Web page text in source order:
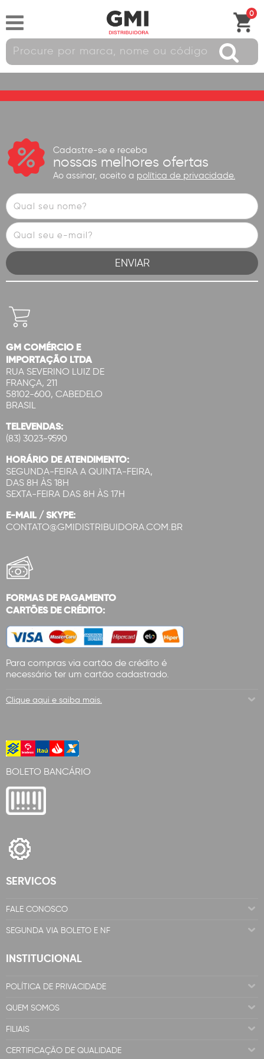
0
Cadastre-se e receba
nossas melhores ofertas
Ao assinar, aceito a política de privacidade.
GM COMÉRCIO E
IMPORTAÇÃO LTDA
RUA SEVERINO LUIZ DE
FRANÇA, 211
58102-600, CABEDELO
BRASIL
TELEVENDAS:
(83) 3023-9590
HORÁRIO DE ATENDIMENTO:
SEGUNDA-FEIRA A QUINTA-FEIRA,
DAS 8H ÀS 18H
SEXTA-FEIRA DAS 8H ÀS 17H
E-MAIL / SKYPE:
CONTATO@GMIDISTRIBUIDORA.COM.BR
FORMAS DE PAGAMENTO
CARTÕES DE CRÉDITO:
Para compras via cartão de crédito é
necessário ter um cartão cadastrado.
Clique aqui e saiba mais.
BOLETO BANCÁRIO
SERVICOS
FALE CONOSCO
SEGUNDA VIA BOLETO E NF
INSTITUCIONAL
POLÍTICA DE PRIVACIDADE
QUEM SOMOS
FILIAIS
CERTIFICAÇÃO DE QUALIDADE